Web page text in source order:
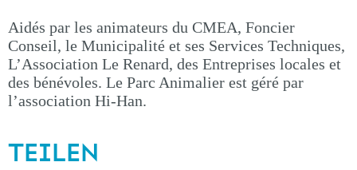
Aidés par les animateurs du CMEA, Foncier
Conseil, le Municipalité et ses Services Techniques,
L’Association Le Renard, des Entreprises locales et
des bénévoles. Le Parc Animalier est géré par
l’association Hi-Han.
TEILEN